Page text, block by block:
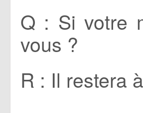
Q : Si votre
vous ?
R : Il restera